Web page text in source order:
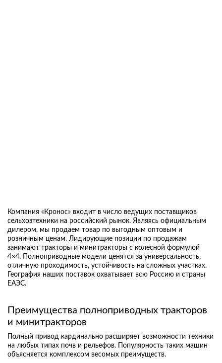
Компания «Кронос» входит в число ведущих поставщиков
сельхозтехники на российский рынок. Являясь официальным
дилером, мы продаем товар по выгодным оптовым и
розничным ценам. Лидирующие позиции по продажам
занимают тракторы и минитракторы с колесной формулой
4×4. Полноприводные модели ценятся за универсальность,
отличную проходимость, устойчивость на сложных участках.
География наших поставок охватывает всю Россию и страны
ЕАЭС.
Преимущества полноприводных тракторов
и минитракторов
Полный привод кардинально расширяет возможности техники
на любых типах почв и рельефов. Популярность таких машин
объясняется комплексом весомых преимуществ.